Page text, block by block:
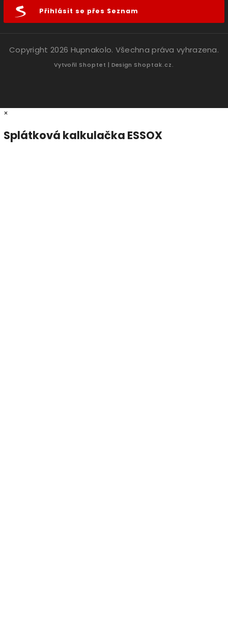
Přihlásit se přes Seznam
Copyright 2026 Hupnakolo. Všechna práva vyhrazena.
Vytvořil Shoptet | Design Shoptak.cz.
×
Splátková kalkulačka ESSOX